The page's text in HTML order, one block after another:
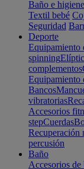
Baño e higiene
Textil bebé
Seguridad
Deporte
Equipamiento
spinning
complementos
Equipamiento
Bancos
vibratorias
Accesorios
stepCuerdas
Recuperación
percusión
Baño
Accesorios de